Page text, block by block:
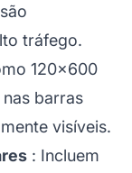
tráfego.
120×600
barras
visíveis.
: Incluem